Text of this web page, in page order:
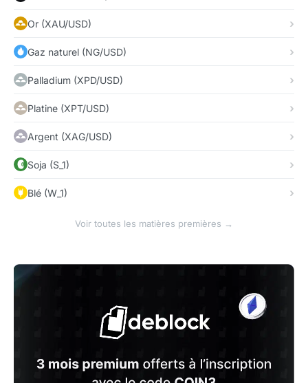
Or (XAU/USD)
Gaz naturel (NG/USD)
Palladium (XPD/USD)
Platine (XPT/USD)
Argent (XAG/USD)
Soja (S_1)
Blé (W_1)
Voir toutes les matières premières →